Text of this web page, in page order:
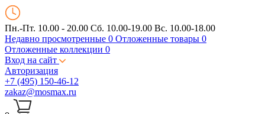
Пн.-Пт. 10.00 - 20.00 Сб. 10.00-19.00 Вс. 10.00-18.00
Недавно просмотренные 0 Отложенные товары 0
Отложенные коллекции 0
Вход на сайт
Авторизация
+7 (495) 150-46-12
zakaz@mosmax.ru